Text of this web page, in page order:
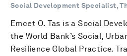
Social Development Specialist,
Emcet O. Tas is a Social
the World Bank’s Social,
Resilience Global Practice.